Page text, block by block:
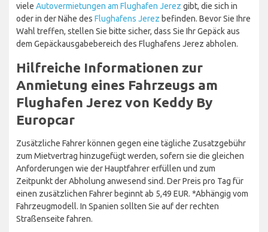
viele Autovermietungen am Flughafen Jerez gibt, die sich in
oder in der Nähe des Flughafens Jerez befinden. Bevor Sie Ihre
Wahl treffen, stellen Sie bitte sicher, dass Sie Ihr Gepäck aus
dem Gepäckausgabebereich des Flughafens Jerez abholen.
Hilfreiche Informationen zur
Anmietung eines Fahrzeugs am
Flughafen Jerez von Keddy By
Europcar
Zusätzliche Fahrer können gegen eine tägliche Zusatzgebühr
zum Mietvertrag hinzugefügt werden, sofern sie die gleichen
Anforderungen wie der Hauptfahrer erfüllen und zum
Zeitpunkt der Abholung anwesend sind. Der Preis pro Tag für
einen zusätzlichen Fahrer beginnt ab 5,49 EUR. *Abhängig vom
Fahrzeugmodell. In Spanien sollten Sie auf der rechten
Straßenseite fahren.